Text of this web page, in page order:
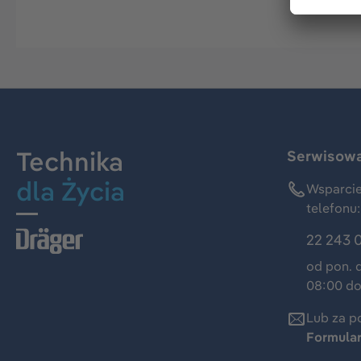
Technika
dla Życia
telefonu:
22 243
od pon.
08:00
Lub za